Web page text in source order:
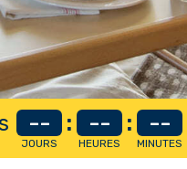
--
JOURS
: --
HEURES
: --
MINUTES